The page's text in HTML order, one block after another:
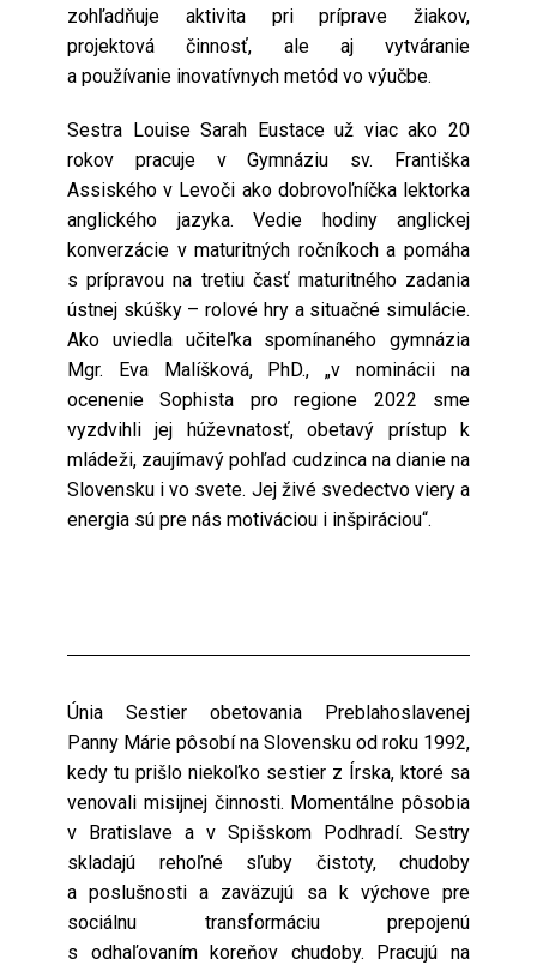
zohľadňuje aktivita pri príprave žiakov,
projektová činnosť, ale aj vytváranie
a používanie inovatívnych metód vo výučbe.
Sestra Louise Sarah Eustace už viac ako 20
rokov pracuje v Gymnáziu sv. Františka
Assiského v Levoči ako dobrovoľníčka lektorka
anglického jazyka. Vedie hodiny anglickej
konverzácie v maturitných ročníkoch a pomáha
s prípravou na tretiu časť maturitného zadania
ústnej skúšky – rolové hry a situačné simulácie.
Ako uviedla učiteľka spomínaného gymnázia
Mgr. Eva Malíšková, PhD., „v nominácii na
ocenenie Sophista pro regione 2022 sme
vyzdvihli jej húževnatosť, obetavý prístup k
mládeži, zaujímavý pohľad cudzinca na dianie na
Slovensku i vo svete. Jej živé svedectvo viery a
energia sú pre nás motiváciou i inšpiráciou“.
Únia Sestier obetovania Preblahoslavenej
Panny Márie pôsobí na Slovensku od roku 1992,
kedy tu prišlo niekoľko sestier z Írska, ktoré sa
venovali misijnej činnosti. Momentálne pôsobia
v Bratislave a v Spišskom Podhradí. Sestry
skladajú rehoľné sľuby čistoty, chudoby
a poslušnosti a zaväzujú sa k výchove pre
sociálnu transformáciu prepojenú
s odhaľovaním koreňov chudoby. Pracujú na